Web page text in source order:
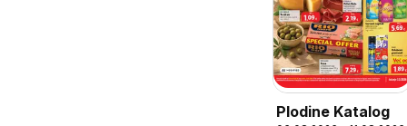
Plodine Katalog